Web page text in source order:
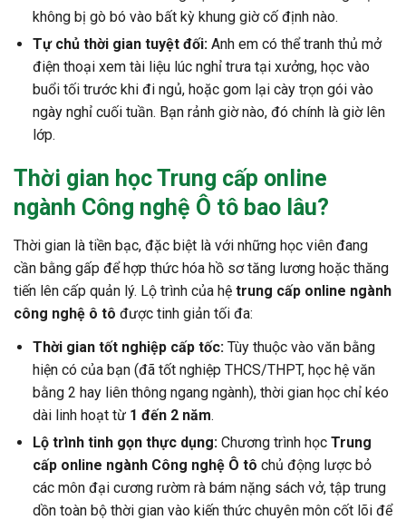
không bị gò bó vào bất kỳ khung giờ cố định nào.
Tự chủ thời gian tuyệt đối:Anh em có thể tranh thủ mở
điện thoại xem tài liệu lúc nghỉ trưa tại xưởng, học vào
buổi tối trước khi đi ngủ, hoặc gom lại cày trọn gói vào
ngày nghỉ cuối tuần. Bạn rảnh giờ nào, đó chính là giờ lên
lớp.
Thời gian học Trung cấp online
ngành Công nghệ Ô tô bao lâu?
Thời gian là tiền bạc, đặc biệt là với những học viên đang
cần bằng gấp để hợp thức hóa hồ sơ tăng lương hoặc thăng
tiến lên cấp quản lý. Lộ trình của hệ trung cấp online ngành
công nghệ ô tô được tinh giản tối đa:
Thời gian tốt nghiệp cấp tốc:Tùy thuộc vào văn bằng
hiện có của bạn (đã tốt nghiệp THCS/THPT, học hệ văn
bằng 2 hay liên thông ngang ngành), thời gian học chỉ kéo
dài linh hoạt từ 1 đến 2 năm.
Lộ trình tinh gọn thực dụng:Chương trình học Trung
cấp online ngành Công nghệ Ô tô chủ động lược bỏ
các môn đại cương rườm rà bám nặng sách vở, tập trung
dồn toàn bộ thời gian vào kiến thức chuyên môn cốt lõi để